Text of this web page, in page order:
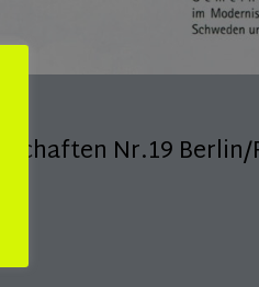
Nr.19 Berlin/